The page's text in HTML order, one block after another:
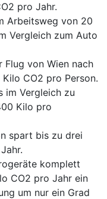
pro Jahr.
Arbeitsweg von 20
Vergleich zum Auto
Flug von Wien nach
CO2 pro Person.
im Vergleich zu
Kilo pro
spart bis zu drei
komplett
CO2 pro Jahr ein
um nur ein Grad